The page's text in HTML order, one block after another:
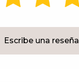
Escribe una reseña